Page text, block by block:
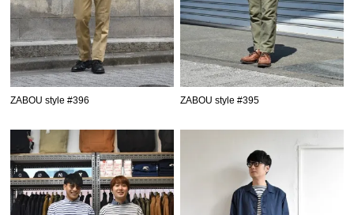
ZABOU style #396 ZABOU style #395